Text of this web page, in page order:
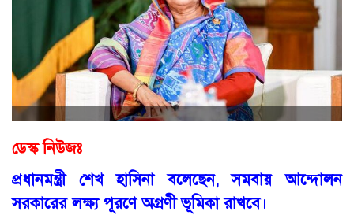
ডেস্ক নিউজঃ
প্রধানমন্ত্রী শেখ হাসিনা বলেছেন, সমবায় আন্দোলন
সরকারের লক্ষ্য পূরণে অগ্রণী ভূমিকা রাখবে।